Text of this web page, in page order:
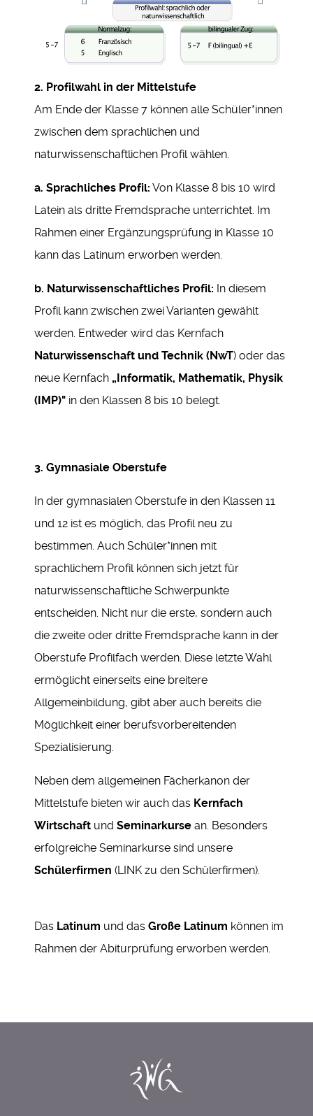
2. Profilwahl in der Mittelstufe
Am Ende der Klasse 7 können alle Schüler*innen
zwischen dem sprachlichen und
naturwissenschaftlichen Profil wählen.
a. Sprachliches Profil: Von Klasse 8 bis 10 wird
Latein als dritte Fremdsprache unterrichtet. Im
Rahmen einer Ergänzungsprüfung in Klasse 10
kann das Latinum erworben werden.
b. Naturwissenschaftliches Profil: In diesem
Profil kann zwischen zwei Varianten gewählt
werden. Entweder wird das Kernfach
Naturwissenschaft und Technik (NwT) oder das
neue Kernfach „Informatik, Mathematik, Physik
(IMP)" in den Klassen 8 bis 10 belegt.
3. Gymnasiale Oberstufe
In der gymnasialen Oberstufe in den Klassen 11
und 12 ist es möglich, das Profil neu zu
bestimmen. Auch Schüler*innen mit
sprachlichem Profil können sich jetzt für
naturwissenschaftliche Schwerpunkte
entscheiden. Nicht nur die erste, sondern auch
die zweite oder dritte Fremdsprache kann in der
Oberstufe Profilfach werden. Diese letzte Wahl
ermöglicht einerseits eine breitere
Allgemeinbildung, gibt aber auch bereits die
Möglichkeit einer berufsvorbereitenden
Spezialisierung.
Neben dem allgemeinen Fächerkanon der
Mittelstufe bieten wir auch das Kernfach
Wirtschaft und Seminarkurse an. Besonders
erfolgreiche Seminarkurse sind unsere
Schülerfirmen (LINK zu den Schülerfirmen).
Das Latinum und das Große Latinum können im
Rahmen der Abiturprüfung erworben werden.